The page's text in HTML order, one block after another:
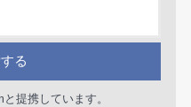
る
提携しています。